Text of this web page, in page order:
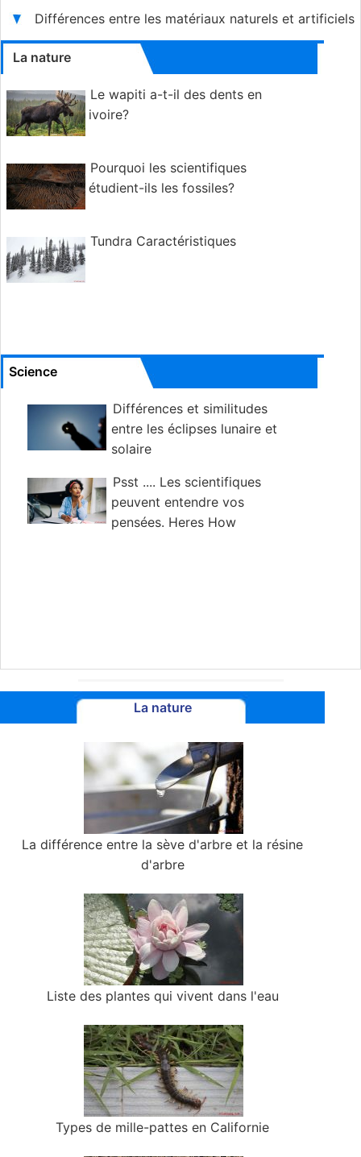
Différences entre les matériaux naturels et artificiels
La nature
Le wapiti a-t-il des dents en
ivoire?
Pourquoi les scientifiques
étudient-ils les fossiles?
Tundra Caractéristiques
Science
Différences et similitudes
entre les éclipses lunaire et
solaire
Psst .... Les scientifiques
peuvent entendre vos
pensées. Heres How
La nature
La différence entre la sève d'arbre et la résine
d'arbre
Liste des plantes qui vivent dans l'eau
Types de mille-pattes en Californie